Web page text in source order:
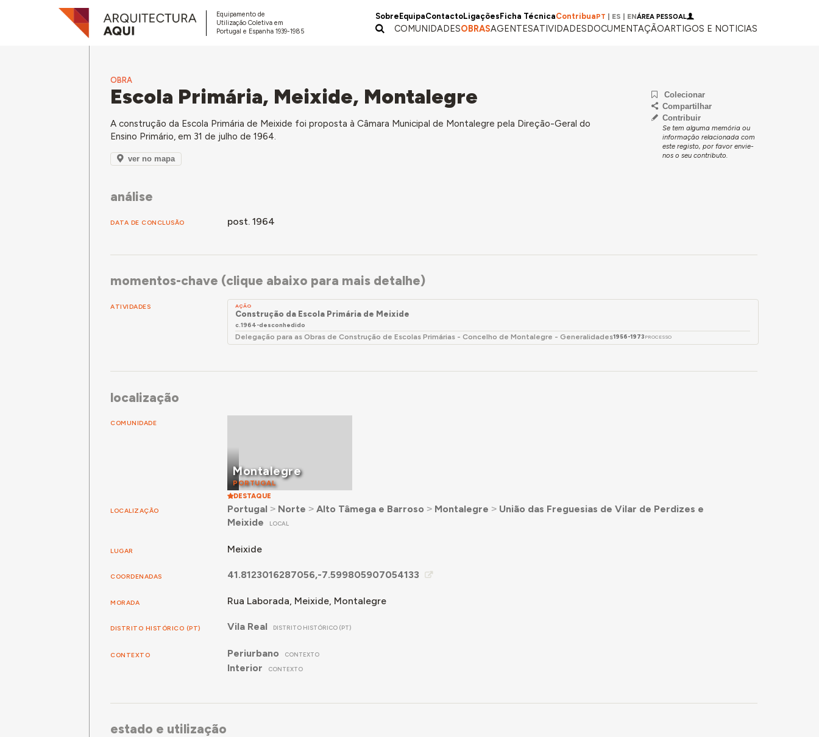
Equipamento de
Utilização Coletiva em
Portugal e Espanha 1939-1985
Sobre EquipaContactoLigações Ficha TécnicaContribuaPT ES ENÁREA PESSOAL
COMUNIDADESOBRASAGENTESATIVIDADESDOCUMENTAÇÃOARTIGOS E NOTICIAS
OBRA
Escola Primária, Meixide, Montalegre
A construção da Escola Primária de Meixide foi proposta à Câmara Municipal de Montalegre pela Direção-Geral do
Ensino Primário, em 31 de julho de 1964.
ver no mapa
Colecionar
Compartilhar
Contribuir
Se tem alguma memória ou
informação relacionada com
este registo, por favor envie-
nos o seu contributo.
análise
DATA DE CONCLUSÃO post. 1964
momentos-chave (clique abaixo para mais detalhe)
ATIVIDADES AÇÃO
Construção da Escola Primária de Meixide
c.1964-desconhedido
Delegação para as Obras de Construção de Escolas Primárias - Concelho de Montalegre - Generalidades1956-1973 PROCESSO
localização
COMUNIDADE
Montalegre
PORTUGAL
DESTAQUE
LOCALIZAÇÃO Portugal ˃ Norte ˃ Alto Tâmega e Barroso ˃ Montalegre ˃ União das Freguesias de Vilar de Perdizes e
Meixide
LOCAL
LUGAR Meixide
COORDENADAS 41.8123016287056,-7.599805907054133
MORADA Rua Laborada, Meixide, Montalegre
DISTRITO HISTÓRICO (PT) Vila Real DISTRITO HISTÓRICO (PT)
CONTEXTO Periurbano CONTEXTO
Interior CONTEXTO
estado e utilização